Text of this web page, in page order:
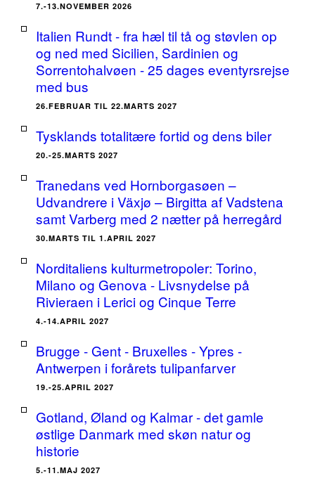
7.-13.NOVEMBER 2026
Italien Rundt - fra hæl til tå og støvlen op
og ned med Sicilien, Sardinien og
Sorrentohalvøen - 25 dages eventyrsrejse
med bus
26.FEBRUAR TIL 22.MARTS 2027
Tysklands totalitære fortid og dens biler
20.-25.MARTS 2027
Tranedans ved Hornborgasøen –
Udvandrere i Växjø – Birgitta af Vadstena
samt Varberg med 2 nætter på herregård
30.MARTS TIL 1.APRIL 2027
Norditaliens kulturmetropoler: Torino,
Milano og Genova - Livsnydelse på
Rivieraen i Lerici og Cinque Terre
4.-14.APRIL 2027
Brugge - Gent - Bruxelles - Ypres -
Antwerpen i forårets tulipanfarver
19.-25.APRIL 2027
Gotland, Øland og Kalmar - det gamle
østlige Danmark med skøn natur og
historie
5.-11.MAJ 2027